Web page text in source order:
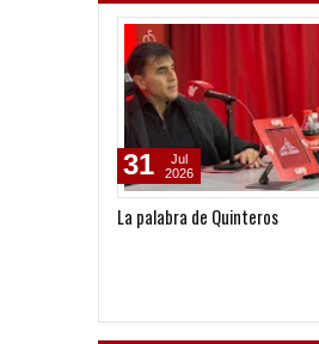
La palabra de Quinteros
31
Jul
2026